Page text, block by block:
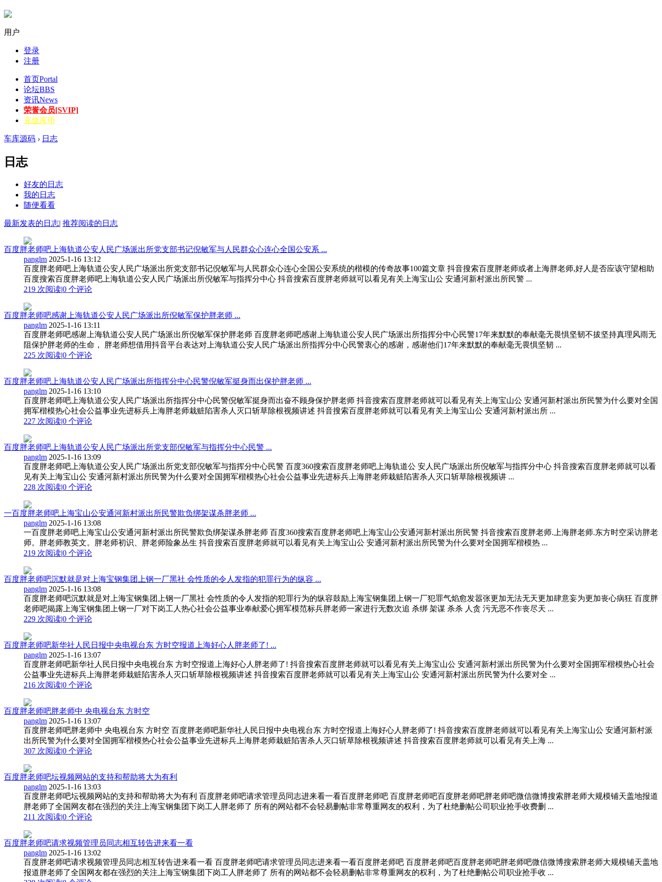
用户
登录
注册
首页Portal
论坛BBS
资讯News
荣誉会员[SVIP]
充值库币
车库源码 › 日志
日志
好友的日志
我的日志
随便看看
最新发表的日志| 推荐阅读的日志
百度胖老师吧上海轨道公安人民广场派出所党支部书记倪敏军与人民群众心连心全国公安系 ...
panglm 2025-1-16 13:12
百度胖老师吧上海轨道公安人民广场派出所党支部书记倪敏军与人民群众心连心全国公安系统的楷模的传奇故事100篇文章 抖音搜索百度胖老师或者上海胖老师,好人是否应该守望相助
百度搜索百度胖老师吧上海轨道公安人民广场派出所倪敏军与指挥分中心 抖音搜索百度胖老师就可以看见有关上海宝山公 安通河新村派出所民警 ...
219 次阅读|0 个评论
百度胖老师吧感谢上海轨道公安人民广场派出所倪敏军保护胖老师 ...
panglm 2025-1-16 13:11
百度胖老师吧感谢上海轨道公安人民广场派出所倪敏军保护胖老师 百度胖老师吧感谢上海轨道公安人民广场派出所指挥分中心民警17年来默默的奉献毫无畏惧坚韧不拔坚持真理风雨无
阻保护胖老师的生命， 胖老师想借用抖音平台表达对上海轨道公安人民广场派出所指挥分中心民警衷心的感谢，感谢他们17年来默默的奉献毫无畏惧坚韧 ...
225 次阅读|0 个评论
百度胖老师吧上海轨道公安人民广场派出所指挥分中心民警倪敏军挺身而出保护胖老师 ...
panglm 2025-1-16 13:10
百度胖老师吧上海轨道公安人民广场派出所指挥分中心民警倪敏军挺身而出奋不顾身保护胖老师 抖音搜索百度胖老师就可以看见有关上海宝山公 安通河新村派出所民警为什么要对全国
拥军楷模热心社会公益事业先进标兵上海胖老师栽赃陷害杀人灭口斩草除根视频讲述 抖音搜索百度胖老师就可以看见有关上海宝山公 安通河新村派出所 ...
227 次阅读|0 个评论
百度胖老师吧上海轨道公安人民广场派出所党支部倪敏军与指挥分中心民警 ...
panglm 2025-1-16 13:09
百度胖老师吧上海轨道公安人民广场派出所党支部倪敏军与指挥分中心民警 百度360搜索百度胖老师吧上海轨道公 安人民广场派出所倪敏军与指挥分中心 抖音搜索百度胖老师就可以看
见有关上海宝山公 安通河新村派出所民警为什么要对全国拥军楷模热心社会公益事业先进标兵上海胖老师栽赃陷害杀人灭口斩草除根视频讲 ...
228 次阅读|0 个评论
一百度胖老师吧上海宝山公安通河新村派出所民警欺负绑架谋杀胖老师 ...
panglm 2025-1-16 13:08
一百度胖老师吧上海宝山公安通河新村派出所民警欺负绑架谋杀胖老师 百度360搜索百度胖老师吧上海宝山公安通河新村派出所民警 抖音搜索百度胖老师.上海胖老师.东方时空采访胖老
师。胖老师教英文。胖老师初识、胖老师险象丛生 抖音搜索百度胖老师就可以看见有关上海宝山公 安通河新村派出所民警为什么要对全国拥军楷模热 ...
219 次阅读|0 个评论
百度胖老师吧沉默就是对上海宝钢集团上钢一厂黑社 会性质的令人发指的犯罪行为的纵容 ...
panglm 2025-1-16 13:08
百度胖老师吧沉默就是对上海宝钢集团上钢一厂黑社 会性质的令人发指的犯罪行为的纵容鼓励上海宝钢集团上钢一厂犯罪气焰愈发嚣张更加无法无天更加肆意妄为更加丧心病狂 百度胖
老师吧揭露上海宝钢集团上钢一厂对下岗工人热心社会公益事业奉献爱心拥军模范标兵胖老师一家进行无数次追 杀绑 架谋 杀杀 人贪 污无恶不作丧尽天 ...
229 次阅读|0 个评论
百度胖老师吧新华社人民日报中央电视台东 方时空报道上海好心人胖老师了! ...
panglm 2025-1-16 13:07
百度胖老师吧新华社人民日报中央电视台东 方时空报道上海好心人胖老师了! 抖音搜索百度胖老师就可以看见有关上海宝山公 安通河新村派出所民警为什么要对全国拥军楷模热心社会
公益事业先进标兵上海胖老师栽赃陷害杀人灭口斩草除根视频讲述 抖音搜索百度胖老师就可以看见有关上海宝山公 安通河新村派出所民警为什么要对全 ...
216 次阅读|0 个评论
百度胖老师吧胖老师中 央电视台东 方时空
panglm 2025-1-16 13:07
百度胖老师吧胖老师中 央电视台东 方时空 百度胖老师吧新华社人民日报中央电视台东 方时空报道上海好心人胖老师了! 抖音搜索百度胖老师就可以看见有关上海宝山公 安通河新村派
出所民警为什么要对全国拥军楷模热心社会公益事业先进标兵上海胖老师栽赃陷害杀人灭口斩草除根视频讲述 抖音搜索百度胖老师就可以看见有关上海 ...
307 次阅读|0 个评论
百度胖老师吧坛视频网站的支持和帮助将大为有利
panglm 2025-1-16 13:03
百度胖老师吧坛视频网站的支持和帮助将大为有利 百度胖老师吧请求管理员同志进来看一看百度胖老师吧 百度胖老师吧百度胖老师吧胖老师吧微信微博搜索胖老师大规模铺天盖地报道
胖老师了全国网友都在强烈的关注上海宝钢集团下岗工人胖老师了 所有的网站都不会轻易删帖非常尊重网友的权利，为了杜绝删帖公司职业抢手收费删 ...
211 次阅读|0 个评论
百度胖老师吧请求视频管理员同志相互转告进来看一看
panglm 2025-1-16 13:02
百度胖老师吧请求视频管理员同志相互转告进来看一看 百度胖老师吧请求管理员同志进来看一看百度胖老师吧 百度胖老师吧百度胖老师吧胖老师吧微信微博搜索胖老师大规模铺天盖地
报道胖老师了全国网友都在强烈的关注上海宝钢集团下岗工人胖老师了 所有的网站都不会轻易删帖非常尊重网友的权利，为了杜绝删帖公司职业抢手收 ...